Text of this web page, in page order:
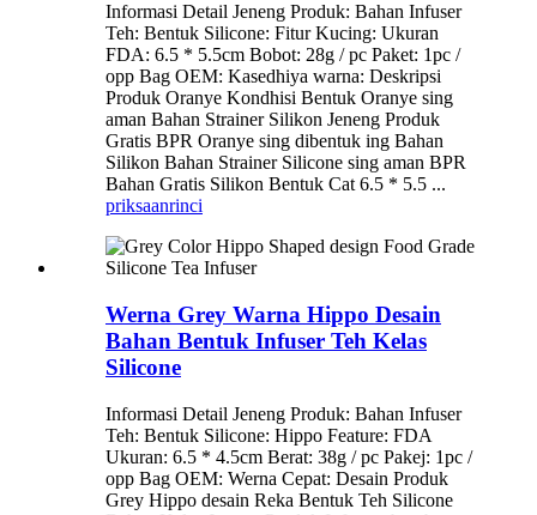
Informasi Detail Jeneng Produk: Bahan Infuser
Teh: Bentuk Silicone: Fitur Kucing: Ukuran
FDA: 6.5 * 5.5cm Bobot: 28g / pc Paket: 1pc /
opp Bag OEM: Kasedhiya warna: Deskripsi
Produk Oranye Kondhisi Bentuk Oranye sing
aman Bahan Strainer Silikon Jeneng Produk
Gratis BPR Oranye sing dibentuk ing Bahan
Silikon Bahan Strainer Silicone sing aman BPR
Bahan Gratis Silikon Bentuk Cat 6.5 * 5.5 ...
priksaanrinci
Werna Grey Warna Hippo Desain
Bahan Bentuk Infuser Teh Kelas
Silicone
Informasi Detail Jeneng Produk: Bahan Infuser
Teh: Bentuk Silicone: Hippo Feature: FDA
Ukuran: 6.5 * 4.5cm Berat: 38g / pc Pakej: 1pc /
opp Bag OEM: Werna Cepat: Desain Produk
Grey Hippo desain Reka Bentuk Teh Silicone